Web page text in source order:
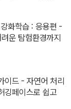
화학습 : 응용편 -
운 탐험환경까지
이드 - 자연어 처리
깅페이스로 쉽고